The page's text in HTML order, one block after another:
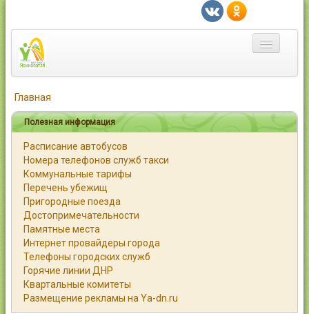
Город
Статьи
Каталог
Справочник
Работа
Объявления
Помощь
Главная
Полезная информация
Расписание автобусов
Номера телефонов служб такси
Коммунальные тарифы
Перечень убежищ
Пригородные поезда
Достопримечательности
Памятные места
Интернет провайдеры города
Телефоны городских служб
Горячие линии ДНР
Квартальные комитеты
Размещение рекламы на Ya-dn.ru